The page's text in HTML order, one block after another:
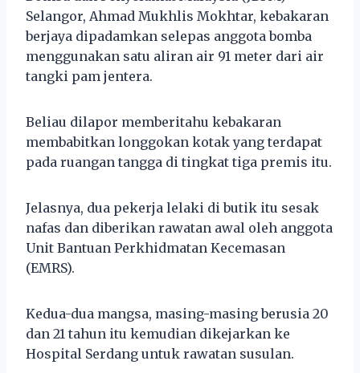
Selangor, Ahmad Mukhlis Mokhtar, kebakaran
berjaya dipadamkan selepas anggota bomba
menggunakan satu aliran air 91 meter dari air
tangki pam jentera.
Beliau dilapor memberitahu kebakaran
membabitkan longgokan kotak yang terdapat
pada ruangan tangga di tingkat tiga premis itu.
Jelasnya, dua pekerja lelaki di butik itu sesak
nafas dan diberikan rawatan awal oleh anggota
Unit Bantuan Perkhidmatan Kecemasan
(EMRS).
Kedua-dua mangsa, masing-masing berusia 20
dan 21 tahun itu kemudian dikejarkan ke
Hospital Serdang untuk rawatan susulan.